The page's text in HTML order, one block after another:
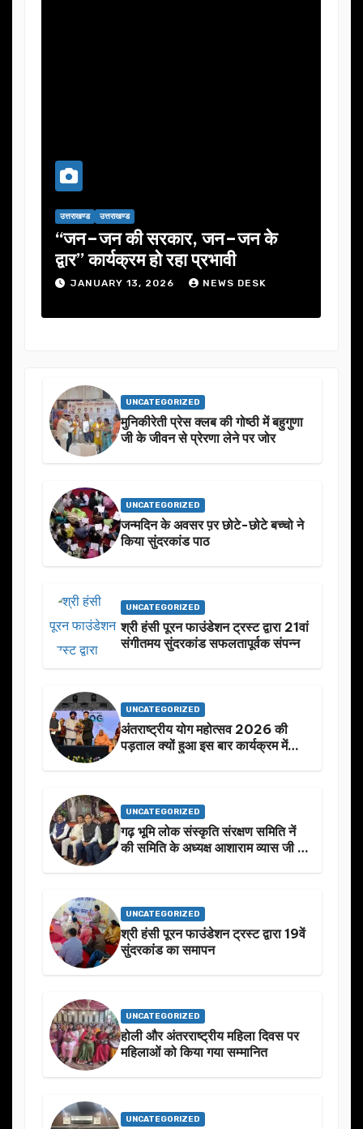
उत्तराखण्ड उत्तराखण्ड
“जन–जन की सरकार, जन–जन के
द्वार” कार्यक्रम हो रहा प्रभावी
JANUARY 13, 2026 NEWS DESK
UNCATEGORIZED
मुनिकीरेती प्रेस क्लब की गोष्ठी में बहुगुणा
जी के जीवन से प्रेरणा लेने पर जोर
UNCATEGORIZED
जन्मदिन के अवसर प़र छोटे-छोटे बच्चो ने
किया सुंदरकांड पाठ
UNCATEGORIZED
श्री हंसी पूरन फाउंडेशन ट्रस्ट द्वारा 21वां
संगीतमय सुंदरकांड सफलतापूर्वक संपन्न
UNCATEGORIZED
अंतराष्ट्रीय योग महोत्सव 2026 की
पड़ताल क्यों हुआ इस बार कार्यक्रम में
UNCATEGORIZED
गढ़ भूमि लोक संस्कृति संरक्षण समिति नें
की समिति के अध्यक्ष आशाराम व्यास जी के
UNCATEGORIZED
श्री हंसी पूरन फाउंडेशन ट्रस्ट द्वारा 19वें
सुंदरकांड का समापन
UNCATEGORIZED
होली और अंतरराष्ट्रीय महिला दिवस पर
महिलाओं को किया गया सम्मानित
UNCATEGORIZED